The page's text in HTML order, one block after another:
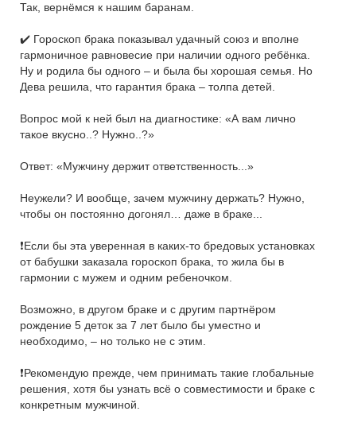
Так, вернёмся к нашим баранам.
✔️ Гороскоп брака показывал удачный союз и вполне
гармоничное равновесие при наличии одного ребёнка.
Ну и родила бы одного – и была бы хорошая семья. Но
Дева решила, что гарантия брака – толпа детей.
Вопрос мой к ней был на диагностике: «А вам лично
такое вкусно..? Нужно..?»
Ответ: «Мужчину держит ответственность...»
Неужели? И вообще, зачем мужчину держать? Нужно,
чтобы он постоянно догонял… даже в браке...
❗️Если бы эта уверенная в каких-то бредовых установках
от бабушки заказала гороскоп брака, то жила бы в
гармонии с мужем и одним ребеночком.
Возможно, в другом браке и с другим партнёром
рождение 5 деток за 7 лет было бы уместно и
необходимо, – но только не с этим.
❗️Рекомендую прежде, чем принимать такие глобальные
решения, хотя бы узнать всё о совместимости и браке с
конкретным мужчиной.